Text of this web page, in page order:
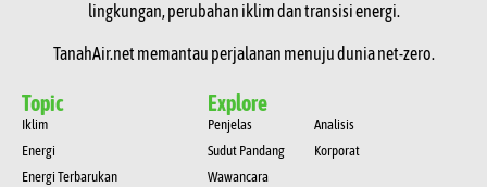
lingkungan, perubahan iklim dan transisi energi.
TanahAir.net memantau perjalanan menuju dunia net-zero.
Topic
Iklim
Energi
Energi Terbarukan
Explore
Penjelas
Sudut Pandang
Wawancara
Analisis
Korporat